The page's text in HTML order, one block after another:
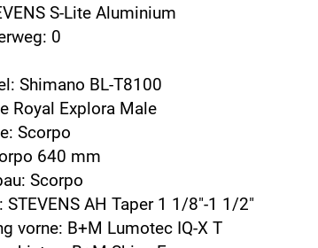
S-Lite Aluminium
0
Shimano BL-T8100
Royal Explora Male
Scorpo
640 mm
Scorpo
STEVENS AH Taper 1 1/8"-1 1/2"
vorne: B+M Lumotec IQ-X T